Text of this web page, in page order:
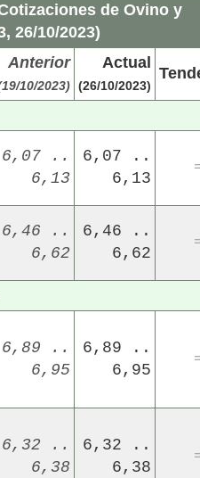
de Ovino y
26/10/2023)
Anterior
10/2023)
Actual
(26/10/2023)
6,07 ..
6,13
6,07 ..
6,13
6,46 ..
6,62
6,46 ..
6,62
6,89 ..
6,95
6,89 ..
6,95
6,32 ..
6,38
6,32 ..
6,38